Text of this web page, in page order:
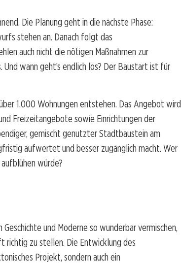
Die Planung geht in die nächste Phase:
stehen an. Danach folgt das
auch nicht die nötigen Maßnahmen zur
Und wann geht’s endlich los? Der Baustart ist für
1.000 Wohnungen entstehen. Das Angebot wird
Freizeitangebote sowie Einrichtungen der
gemischt genutzter Stadtbaustein am
aufwertet und besser zugänglich macht. Wer
würde?
und Moderne so wunderbar vermischen,
richtig zu stellen. Die Entwicklung des
Projekt, sondern auch ein